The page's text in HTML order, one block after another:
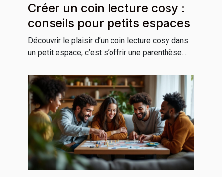
Créer un coin lecture cosy :
conseils pour petits espaces
Découvrir le plaisir d’un coin lecture cosy dans
un petit espace, c’est s’offrir une parenthèse...